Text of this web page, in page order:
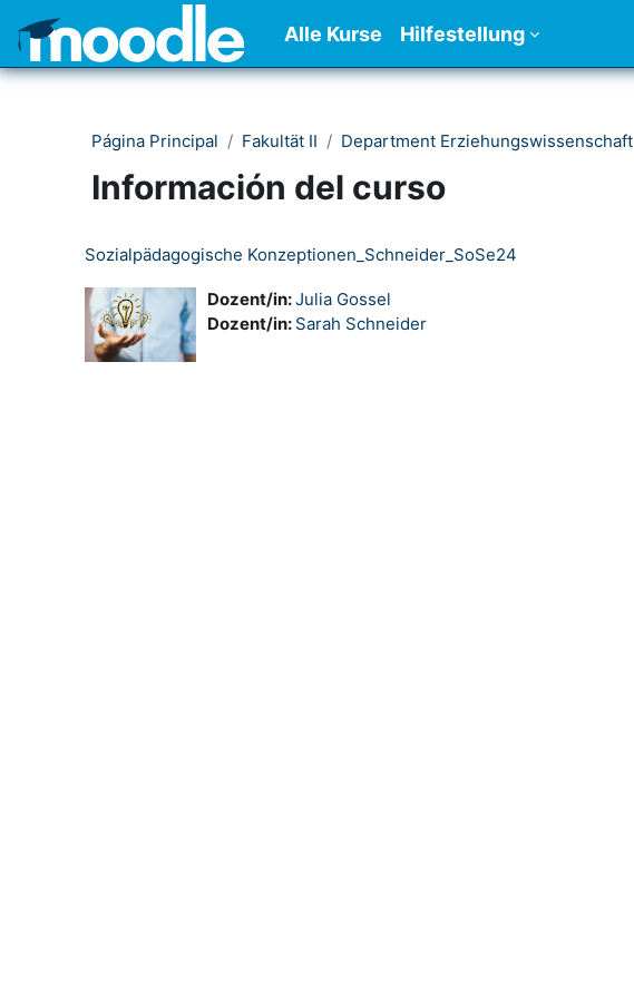
Salta al contenido principal
Alle Kurse Hilfestellung
Página Principal Fakultät II Department Erziehungswissenschaft
Información del curso
Sozialpädagogische Konzeptionen_Schneider_SoSe24
Dozent/in:Julia Gossel
Dozent/in: Sarah Schneider